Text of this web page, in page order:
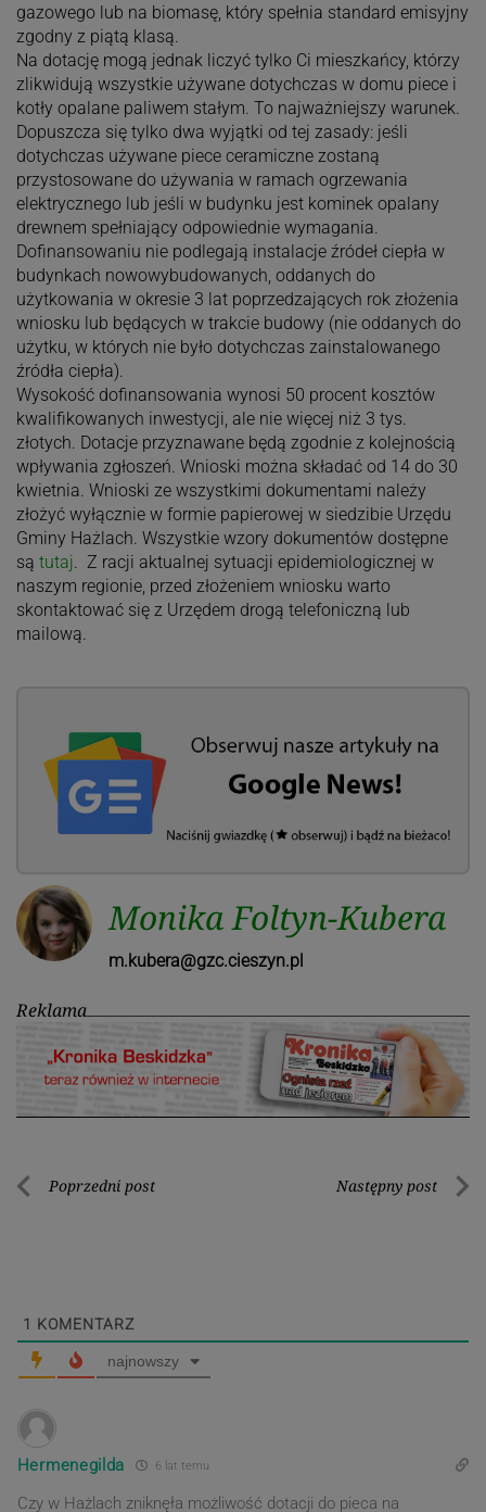
gazowego lub na biomasę, który spełnia standard emisyjny
zgodny z piątą klasą.
Na dotację mogą jednak liczyć tylko Ci mieszkańcy, którzy
zlikwidują wszystkie używane dotychczas w domu piece i
kotły opalane paliwem stałym. To najważniejszy warunek.
Dopuszcza się tylko dwa wyjątki od tej zasady: jeśli
dotychczas używane piece ceramiczne zostaną
przystosowane do używania w ramach ogrzewania
elektrycznego lub jeśli w budynku jest kominek opalany
drewnem spełniający odpowiednie wymagania.
Dofinansowaniu nie podlegają instalacje źródeł ciepła w
budynkach nowowybudowanych, oddanych do
użytkowania w okresie 3 lat poprzedzających rok złożenia
wniosku lub będących w trakcie budowy (nie oddanych do
użytku, w których nie było dotychczas zainstalowanego
źródła ciepła).
Wysokość dofinansowania wynosi 50 procent kosztów
kwalifikowanych inwestycji, ale nie więcej niż 3 tys.
złotych. Dotacje przyznawane będą zgodnie z kolejnością
wpływania zgłoszeń. Wnioski można składać od 14 do 30
kwietnia. Wnioski ze wszystkimi dokumentami należy
złożyć wyłącznie w formie papierowej w siedzibie Urzędu
Gminy Hażlach. Wszystkie wzory dokumentów dostępne
są tutaj . Z racji aktualnej sytuacji epidemiologicznej w
naszym regionie, przed złożeniem wniosku warto
skontaktować się z Urzędem drogą telefoniczną lub
mailową.
Monika Foltyn-Kubera
m.kubera@gzc.cieszyn.pl
Reklama
Nawigacja
Poprzedni post Następny post
1 KOMENTARZ
najnowszy
Hermenegilda 6 lat temu
Czy w Hażlach zniknęła możliwość dotacji do pieca na